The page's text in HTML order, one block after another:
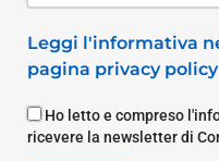
Leggi l'informativa
pagina privacy policy
Ho letto e compreso
ricevere la newsletter di